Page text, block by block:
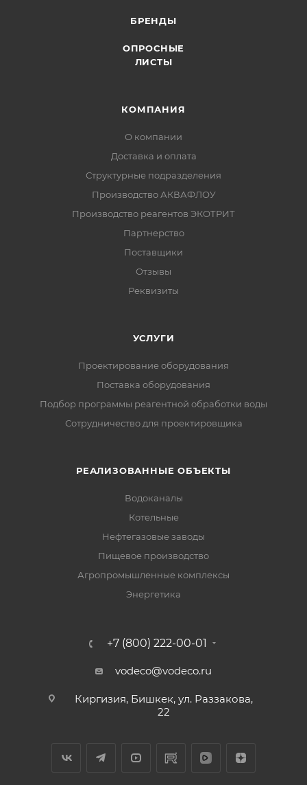
БРЕНДЫ
ОПРОСНЫЕ
ЛИСТЫ
КОМПАНИЯ
О компании
Доставка и оплата
Структурные подразделения
Производство АКВАФЛОУ
Производство реагентов ЭКОТРИТ
Партнерство
Поставщики
Отзывы
Реквизиты
УСЛУГИ
Проектирование оборудования
Поставка оборудования
Подбор программы реагентной обработки воды
Сотрудничество для проектировщика
РЕАЛИЗОВАННЫЕ ОБЪЕКТЫ
Водоканалы
Котельные
Нефтегазовые заводы
Пищевое производство
Агропромышленные комплексы
Энергетика
+7 (800) 222-00-01
vodeco@vodeco.ru
Киргизия, Бишкек, ул. Раззакова,
22